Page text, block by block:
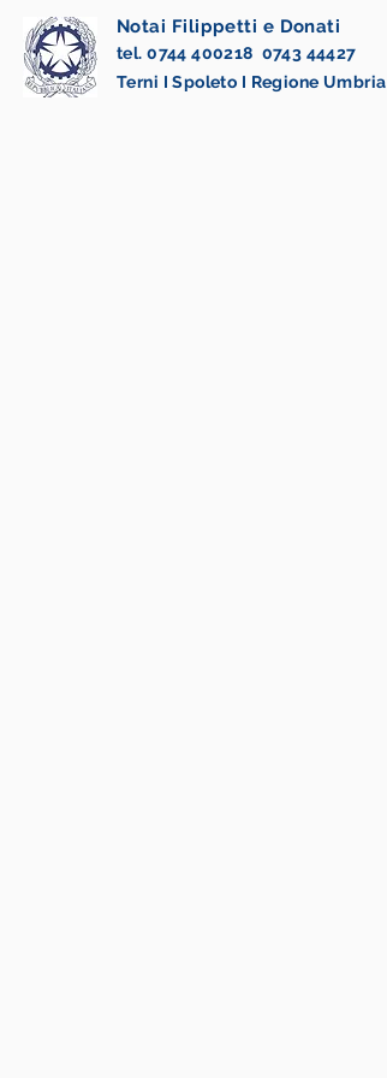
Notai Filippetti e Donati
tel. 0744 400218 0743 44427
Terni I Spoleto I Regione Umbria